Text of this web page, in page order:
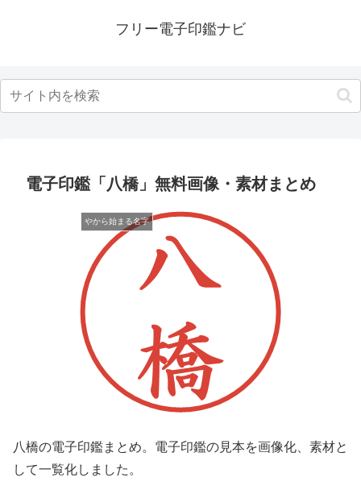
フリー電子印鑑ナビ
電子印鑑「八橋」無料画像・素材まとめ
やから始まる名字
八橋の電子印鑑まとめ。電子印鑑の見本を画像化、素材と
して一覧化しました。